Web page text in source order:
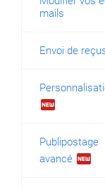
mails
Envoi de
fiber_new
Publipostage
avancé fiber_new